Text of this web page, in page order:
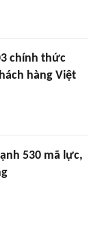
chính thức
hàng Việt
530 mã lực,